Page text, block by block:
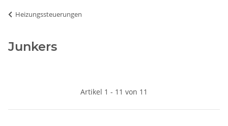
Heizungssteuerungen
Junkers
Artikel 1 - 11 von 11